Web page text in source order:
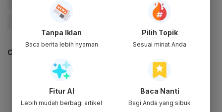
CEK JUGA DATA INI
Tanpa Iklan
Baca berita lebih nyaman
Pilih Topik
Sesuai minat Anda
Fitur AI
Lebih mudah berbagi artikel
Baca Nanti
Bagi Anda yang sibuk